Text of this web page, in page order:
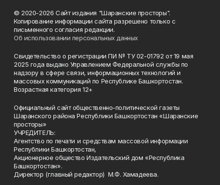
© 2020-2026 Сайт издания "Шаранские просторы".
Копирование информации сайта разрешено только с
письменного согласия редакции.
Об использовании персональных данных
Свидетельство о регистрации ПИ № ТУ 02-01792 от 19 мая
2025 года выдано Управлением Федеральной службы по
надзору в сфере связи, информационных технологий и
массовых коммуникаций по Республике Башкортостан.
Возрастная категория 12+
Официальный сайт общественно-политической газеты
Шаранского района Республики Башкортостан «Шаранские
просторы»
УЧРЕДИТЕЛЬ:
Агентство по печати и средствам массовой информации
Республики Башкортостан,
Акционерное общество Издательский дом «Республика
Башкортостан».
Директор (главный редактор) М.Ф. Хамадеева.